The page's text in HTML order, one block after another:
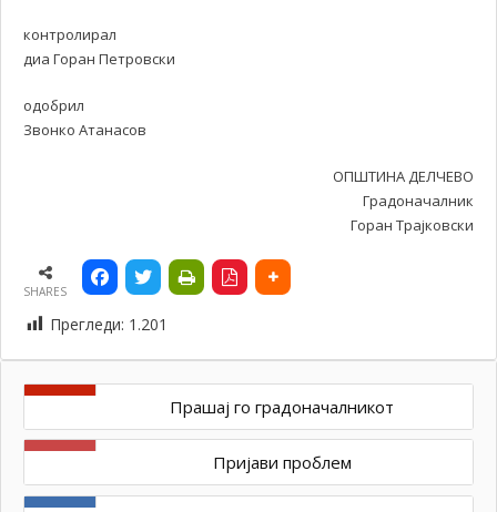
контролирал
диа Горан Петровски
одобрил
Звонко Атанасов
ОПШТИНА ДЕЛЧЕВО
Градоначалник
Горан Трајковски
SHARES
Прегледи: 1.201
Прашај го градоначалникот
Пријави проблем